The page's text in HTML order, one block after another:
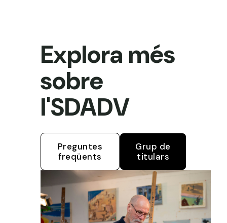
Explora més
sobre
l'SDADV
Preguntes
freqüents
Grup de
titulars